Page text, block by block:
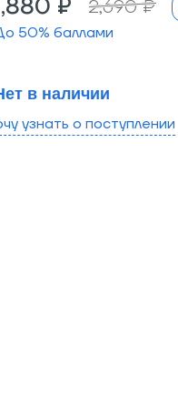
₽ 2,690 ₽
50% баллами
в наличии
узнать о поступлении